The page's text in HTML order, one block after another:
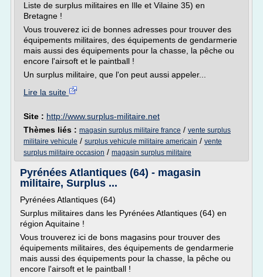
Liste de surplus militaires en Ille et Vilaine 35) en
Bretagne !
Vous trouverez ici de bonnes adresses pour trouver des
équipements militaires, des équipements de gendarmerie
mais aussi des équipements pour la chasse, la pêche ou
encore l'airsoft et le paintball !
Un surplus militaire, que l'on peut aussi appeler...
Lire la suite
Site : http://www.surplus-militaire.net
Thèmes liés : magasin surplus militaire france / vente surplus
militaire vehicule / surplus vehicule militaire americain / vente
surplus militaire occasion / magasin surplus militaire
Pyrénées Atlantiques (64) - magasin
militaire, Surplus ...
Pyrénées Atlantiques (64)
Surplus militaires dans les Pyrénées Atlantiques (64) en
région Aquitaine !
Vous trouverez ici de bons magasins pour trouver des
équipements militaires, des équipements de gendarmerie
mais aussi des équipements pour la chasse, la pêche ou
encore l'airsoft et le paintball !